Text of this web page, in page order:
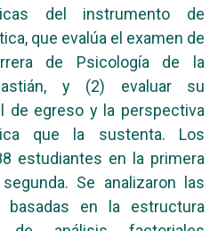
del instrumento de
que evalúa el examen de
de Psicología de la
y (2) evaluar su
de egreso y la perspectiva
que la sustenta. Los
estudiantes en la primera
Se analizaron las
basadas en la estructura